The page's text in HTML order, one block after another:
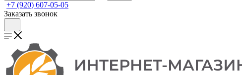
+7 (920) 607-05-05
Заказать звонок